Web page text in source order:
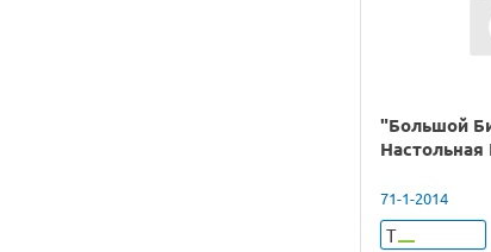
"Большой
Настольная
71-1-2014
Т